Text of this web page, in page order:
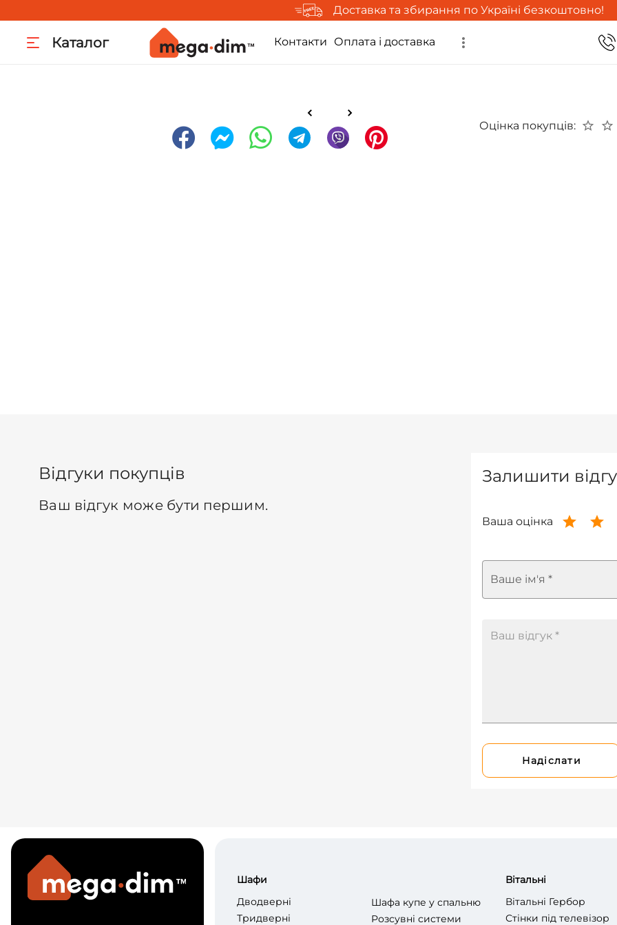
Доставка та збирання по Україні безкоштовно!
Каталог Контакти Оплата і доставка
Оцінка покупців:
Відгуки покупців
Ваш відгук може бути першим.
Залишити
Ваша оцінка
Ваше ім'я *
Надіслати
Шафи
Дводверні
Тридверні
Шафа купе у спальню
Розсувні системи
Вітальні
Вітальні Гербор
Стінки під телевізор